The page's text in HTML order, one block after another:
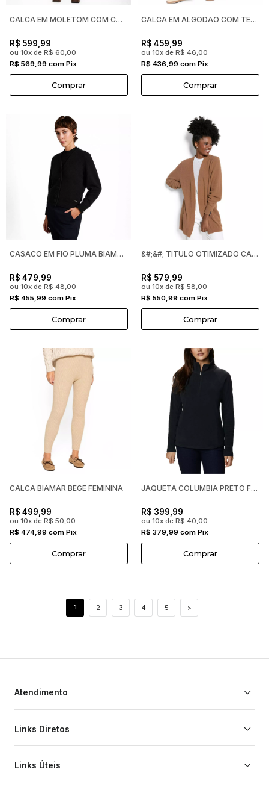
CALCA EM MOLETOM COM COS DETALHADO BIAMAR FEMININA
R$ 599,99
ou 10x de R$ 60,00
R$ 569,99 com Pix
Comprar
CALCA EM ALGODAO COM TECIMENTO EM TRANCAS BIAMAR FEMININA
R$ 459,99
ou 10x de R$ 46,00
R$ 436,99 com Pix
Comprar
CASACO EM FIO PLUMA BIAMAR FEMININO
R$ 479,99
ou 10x de R$ 48,00
R$ 455,99 com Pix
Comprar
&#;&#; TITULO OTIMIZADO CASACO ALONGADO BIAMAR MA
R$ 579,99
ou 10x de R$ 58,00
R$ 550,99 com Pix
Comprar
CALCA BIAMAR BEGE FEMININA
R$ 499,99
ou 10x de R$ 50,00
R$ 474,99 com Pix
Comprar
JAQUETA COLUMBIA PRETO FEMININA
R$ 399,99
ou 10x de R$ 40,00
R$ 379,99 com Pix
Comprar
1 2 3 4 5 >
Atendimento
Links Diretos
Links Úteis